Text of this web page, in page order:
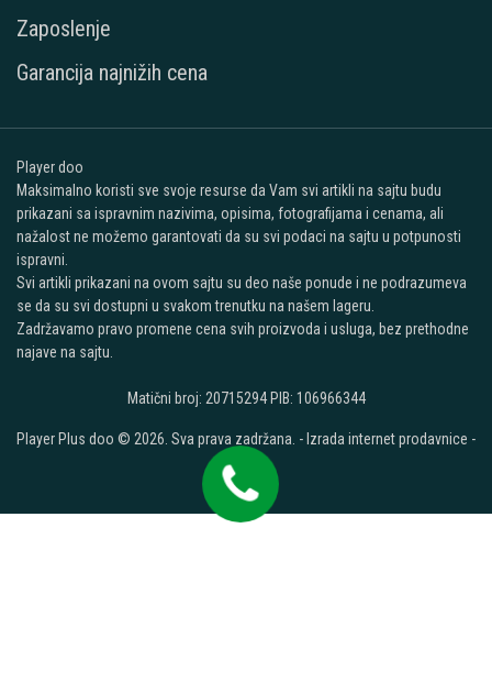
Zaposlenje
Garancija najnižih cena
Player doo
Maksimalno koristi sve svoje resurse da Vam svi artikli na sajtu budu
prikazani sa ispravnim nazivima, opisima, fotografijama i cenama, ali
nažalost ne možemo garantovati da su svi podaci na sajtu u potpunosti
ispravni.
Svi artikli prikazani na ovom sajtu su deo naše ponude i ne podrazumeva
se da su svi dostupni u svakom trenutku na našem lageru.
Zadržavamo pravo promene cena svih proizvoda i usluga, bez prethodne
najave na sajtu.
Matični broj: 20715294 PIB: 106966344
Player Plus doo © 2026. Sva prava zadržana. - Izrada internet prodavnice -
Selltico.